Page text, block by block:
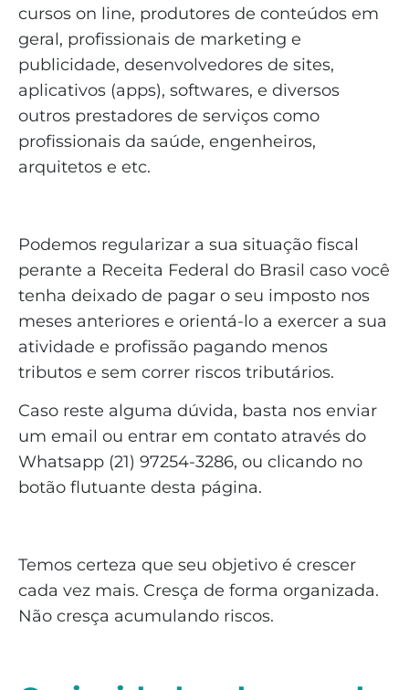
cursos on line, produtores de conteúdos em
geral, profissionais de marketing e
publicidade, desenvolvedores de sites,
aplicativos (apps), softwares, e diversos
outros prestadores de serviços como
profissionais da saúde, engenheiros,
arquitetos e etc.
Podemos regularizar a sua situação fiscal
perante a Receita Federal do Brasil caso você
tenha deixado de pagar o seu imposto nos
meses anteriores e orientá-lo a exercer a sua
atividade e profissão pagando menos
tributos e sem correr riscos tributários.
Caso reste alguma dúvida, basta nos enviar
um email ou entrar em contato através do
Whatsapp (21) 97254-3286, ou clicando no
botão flutuante desta página.
Temos certeza que seu objetivo é crescer
cada vez mais. Cresça de forma organizada.
Não cresça acumulando riscos.